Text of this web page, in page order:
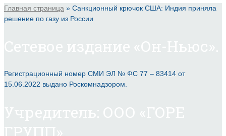
Главная страница » Санкционный крючок США: Индия приняла
решение по газу из России
Регистрационный номер СМИ ЭЛ № ФС 77 – 83414 от
15.06.2022 выдано Роскомнадзором.